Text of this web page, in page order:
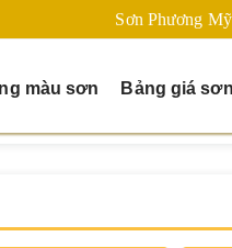
Sơn Phương
màu sơn Bảng giá sơn